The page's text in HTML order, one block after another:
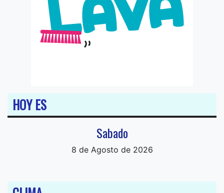
HOY ES
Sabado
8 de Agosto de 2026